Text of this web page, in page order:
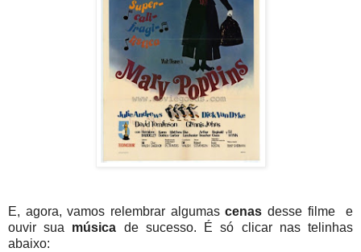
E, agora, vamos relembrar algumascenas desse filme e
ouvir sua música de sucesso. É só clicar nas telinhas
abaixo: